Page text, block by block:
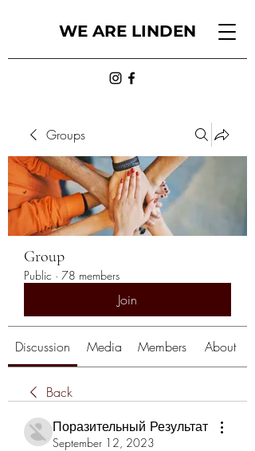
WE ARE LINDEN
Groups
Group
Public · 78 members
Join
Discussion Media Members About
Back
Поразительный Результат
September 12, 2023